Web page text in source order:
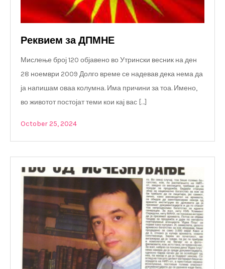
Реквием за ДПМНЕ
Мислење број 120 објавено во Утрински весник на ден
28 ноември 2009 Долго време се надевав дека нема да
ја напишам оваа колумна. Има причини за тоа. Имено,
во животот постојат теми кои кај вас […]
October 25, 2024